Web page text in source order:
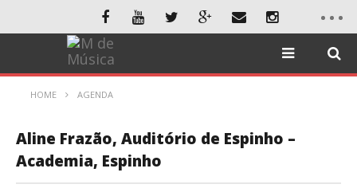
HOME AGENDA
Aline Frazão, Auditório de Espinho –
Academia, Espinho